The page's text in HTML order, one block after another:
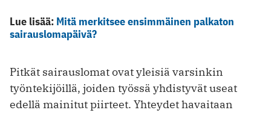
Lue lisää: Mitä merkitsee ensimmäinen palkaton
sairauslomapäivä?
Pitkät sairauslomat ovat yleisiä varsinkin
työntekijöillä, joiden työssä yhdistyvät useat
edellä mainitut piirteet. Yhteydet havaitaan